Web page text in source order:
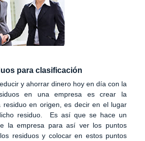
para clasificación
y ahorrar dinero hoy en día con la
en una empresa es crear la
residuo en origen, es decir en el lugar
residuo. Es así que se hace un
la empresa para así ver los puntos
residuos y colocar en estos puntos